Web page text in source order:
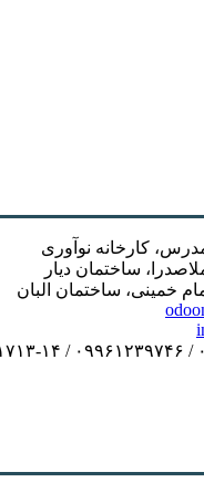
کارخانه نوآوری
ساختمان دیار
خمینی، ساختمان البان